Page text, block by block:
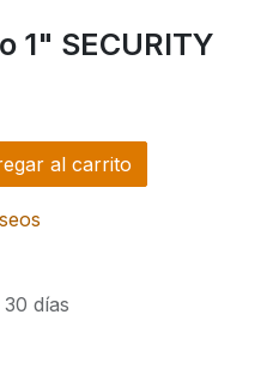
1" SECURITY
al carrito
días